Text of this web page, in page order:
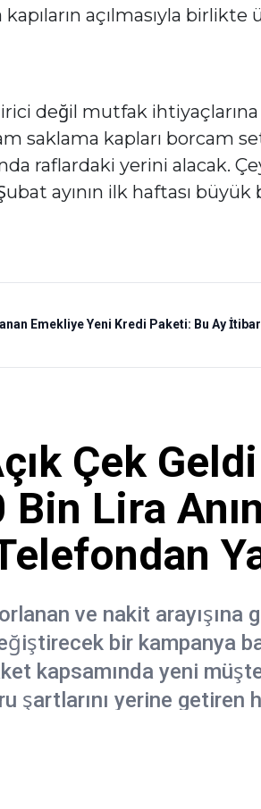
açılmasıyla
değil mutfak
saklama kapları borcam
raflardaki yerini alacak.
ayının ilk haftası büyük
Emekliye Yeni Kredi Paketi: Bu Ay
Çek
Bin Lira
ve nakit arayışına
bir kampanya
kapsamında yeni
şartlarını yerine